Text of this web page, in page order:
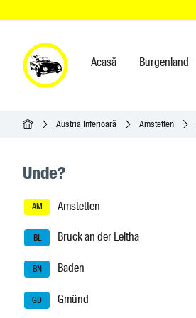
Acasă Burgenland
Acasă Austria Inferioară Amstetten
Seitenleisten-Navigation
Unde?
AM Amstetten
BL Bruck an der Leitha
BN Baden
GD Gmünd